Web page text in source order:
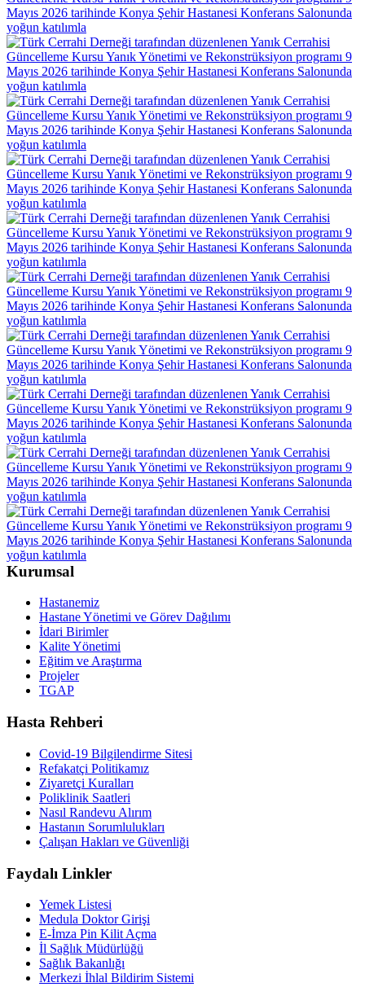
Kurumsal
Hastanemiz
Hastane Yönetimi ve Görev Dağılımı
İdari Birimler
Kalite Yönetimi
Eğitim ve Araştırma
Projeler
TGAP
Hasta Rehberi
Covid-19 Bilgilendirme Sitesi
Refakatçi Politikamız
Ziyaretçi Kuralları
Poliklinik Saatleri
Nasıl Randevu Alırım
Hastanın Sorumlulukları
Çalışan Hakları ve Güvenliği
Faydalı Linkler
Yemek Listesi
Medula Doktor Girişi
E-İmza Pin Kilit Açma
İl Sağlık Müdürlüğü
Sağlık Bakanlığı
Merkezi İhlal Bildirim Sistemi